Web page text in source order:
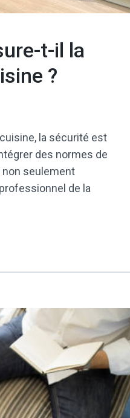
t-il la
?
la sécurité est
des normes de
non seulement
de la